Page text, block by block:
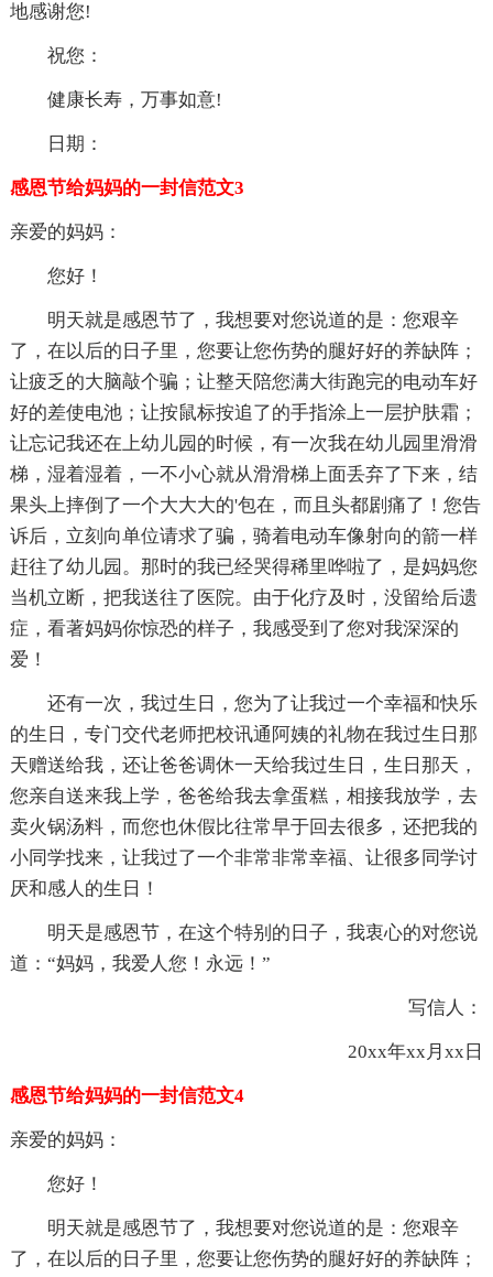
地感谢您!
祝您：
健康长寿，万事如意!
日期：
感恩节给妈妈的一封信范文3
亲爱的妈妈：
您好！
明天就是感恩节了，我想要对您说道的是：您艰辛
了，在以后的日子里，您要让您伤势的腿好好的养缺阵；
让疲乏的大脑敲个骗；让整天陪您满大街跑完的电动车好
好的差使电池；让按鼠标按追了的手指涂上一层护肤霜；
让忘记我还在上幼儿园的时候，有一次我在幼儿园里滑滑
梯，湿着湿着，一不小心就从滑滑梯上面丢弃了下来，结
果头上摔倒了一个大大大的'包在，而且头都剧痛了！您告
诉后，立刻向单位请求了骗，骑着电动车像射向的箭一样
赶往了幼儿园。那时的我已经哭得稀里哗啦了，是妈妈您
当机立断，把我送往了医院。由于化疗及时，没留给后遗
症，看著妈妈你惊恐的样子，我感受到了您对我深深的
爱！
还有一次，我过生日，您为了让我过一个幸福和快乐
的生日，专门交代老师把校讯通阿姨的礼物在我过生日那
天赠送给我，还让爸爸调休一天给我过生日，生日那天，
您亲自送来我上学，爸爸给我去拿蛋糕，相接我放学，去
卖火锅汤料，而您也休假比往常早于回去很多，还把我的
小同学找来，让我过了一个非常非常幸福、让很多同学讨
厌和感人的生日！
明天是感恩节，在这个特别的日子，我衷心的对您说
道：“妈妈，我爱人您！永远！”
写信人：
20xx年xx月xx日
感恩节给妈妈的一封信范文4
亲爱的妈妈：
您好！
明天就是感恩节了，我想要对您说道的是：您艰辛
了，在以后的日子里，您要让您伤势的腿好好的养缺阵；